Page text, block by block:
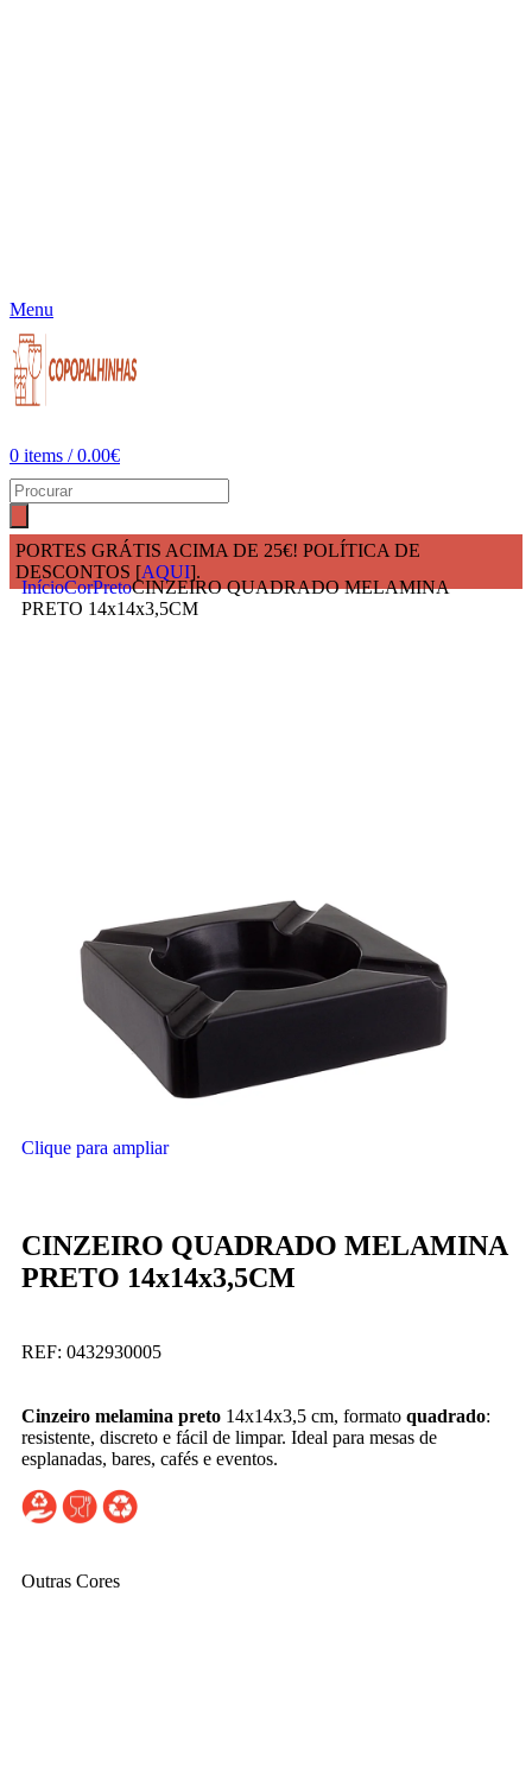
Menu
0 items / 0.00€
PORTES GRÁTIS ACIMA DE 25€! POLÍTICA DE
DESCONTOS [AQUI].
InícioCorPretoCINZEIRO QUADRADO MELAMINA
PRETO 14x14x3,5CM
Clique para ampliar
CINZEIRO QUADRADO MELAMINA
PRETO 14x14x3,5CM
REF: 0432930005
Cinzeiro melamina preto 14x14x3,5 cm, formato quadrado:
resistente, discreto e fácil de limpar. Ideal para mesas de
esplanadas, bares, cafés e eventos.
Outras Cores